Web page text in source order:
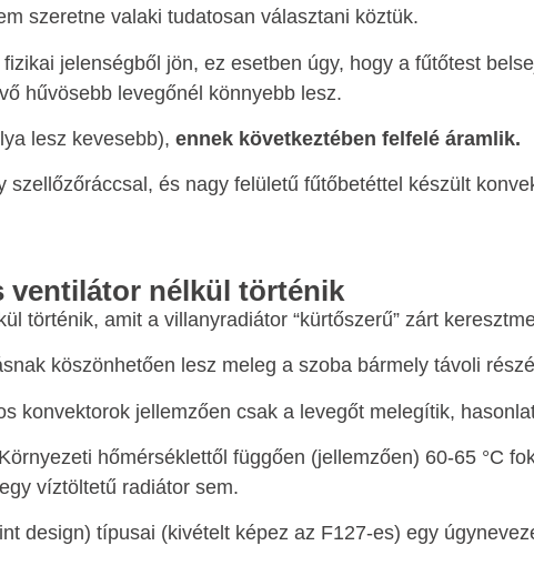
szeretne valaki tudatosan választani köztük.
jelenségből jön, ez esetben úgy, hogy a fűtőtest
hűvösebb levegőnél könnyebb lesz.
lesz kevesebb), ennek következtében felfelé áramlik.
szellőzőráccsal, és nagy felületű fűtőbetéttel készült
ventilátor nélkül történik
történik, amit a villanyradiátor “kürtőszerű” zárt
köszönhetően lesz meleg a szoba bármely távoli
konvektorok jellemzően csak a levegőt melegítik,
hőmérséklettől függően (jellemzően) 60-65 °C
víztöltetű radiátor sem.
design) típusai (kivételt képez az F127-es) egy